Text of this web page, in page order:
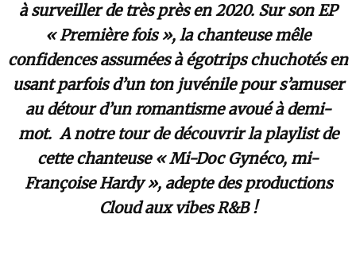
à surveiller de très près en 2020. Sur son EP
« Première fois », la chanteuse mêle
confidences assumées à égotrips chuchotés en
usant parfois d’un ton juvénile pour s’amuser
au détour d’un romantisme avoué à demi-
mot. A notre tour de découvrir la playlist de
cette chanteuse « Mi-Doc Gynéco, mi-
Françoise Hardy », adepte des productions
Cloud aux vibes R&B !